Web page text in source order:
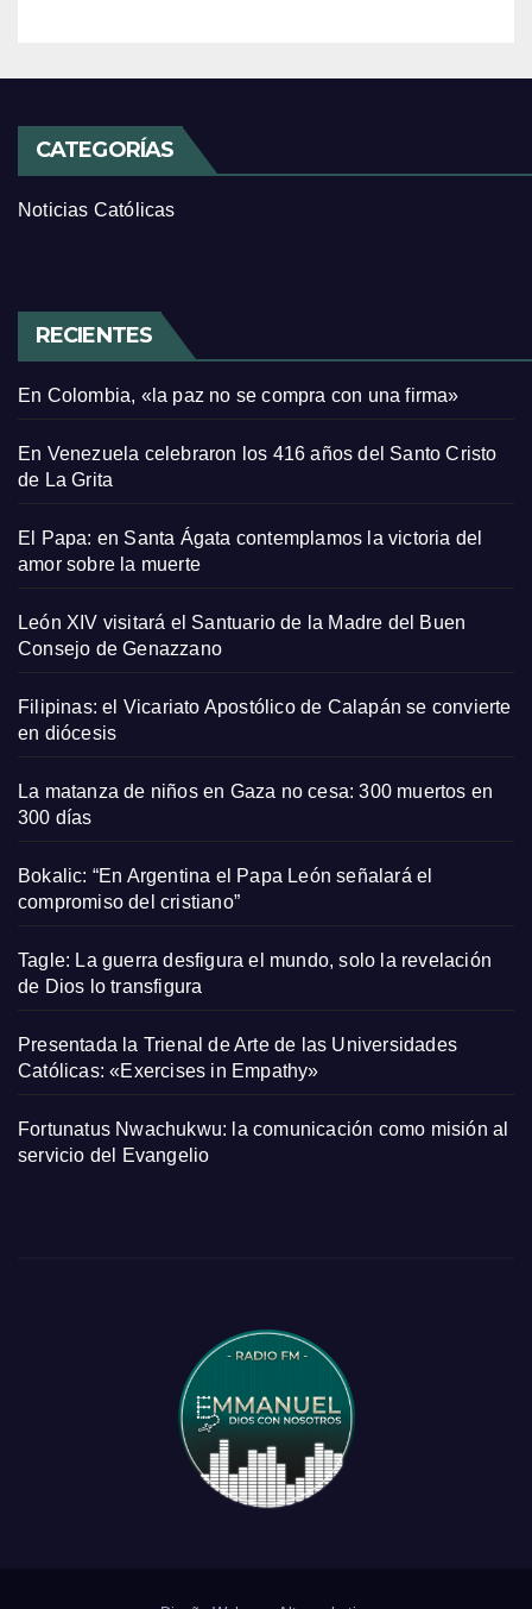
CATEGORÍAS
Noticias Católicas
RECIENTES
En Colombia, «la paz no se compra con una firma»
En Venezuela celebraron los 416 años del Santo Cristo
de La Grita
El Papa: en Santa Ágata contemplamos la victoria del
amor sobre la muerte
León XIV visitará el Santuario de la Madre del Buen
Consejo de Genazzano
Filipinas: el Vicariato Apostólico de Calapán se convierte
en diócesis
La matanza de niños en Gaza no cesa: 300 muertos en
300 días
Bokalic: “En Argentina el Papa León señalará el
compromiso del cristiano”
Tagle: La guerra desfigura el mundo, solo la revelación
de Dios lo transfigura
Presentada la Trienal de Arte de las Universidades
Católicas: «Exercises in Empathy»
Fortunatus Nwachukwu: la comunicación como misión al
servicio del Evangelio